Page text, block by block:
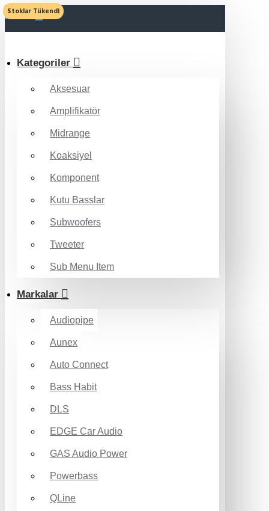
MENU
Kategoriler
Aksesuar
Amplifikatör
Midrange
Koaksiyel
Komponent
Kutu Basslar
Subwoofers
Tweeter
Sub Menu Item
Markalar
Audiopipe
Aunex
Auto Connect
Bass Habit
DLS
EDGE Car Audio
GAS Audio Power
Powerbass
QLine
Stoklar Tükendi